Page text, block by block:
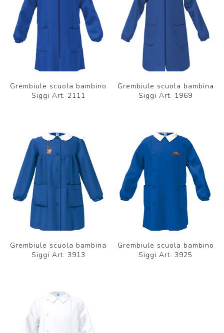
Grembiule scuola bambino
Siggi Art. 2111
Grembiule scuola bambina
Siggi Art. 1969
Grembiule scuola bambina
Siggi Art. 3913
Grembiule scuola bambino
Siggi Art. 3925